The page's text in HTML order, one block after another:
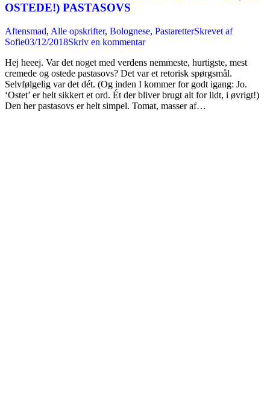
OSTEDE!) PASTASOVS
Aftensmad, Alle opskrifter, Bolognese, PastaretterSkrevet af
Sofie03/12/2018Skriv en kommentar
Hej heeej. Var det noget med verdens nemmeste, hurtigste, mest
cremede og ostede pastasovs? Det var et retorisk spørgsmål.
Selvfølgelig var det dét. (Og inden I kommer for godt igang: Jo.
‘Ostet’ er helt sikkert et ord. Ét der bliver brugt alt for lidt, i øvrigt!)
Den her pastasovs er helt simpel. Tomat, masser af…